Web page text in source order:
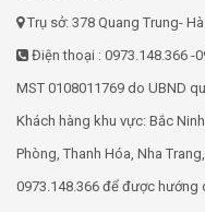
Trụ sở: 378 Quang Trung-
Điện thoại : 0973.148.366 -
MST 0108011769 do UBND
Khách hàng khu vực: Bắc
Phòng, Thanh Hóa, Nha
0973.148.366 để được hướng